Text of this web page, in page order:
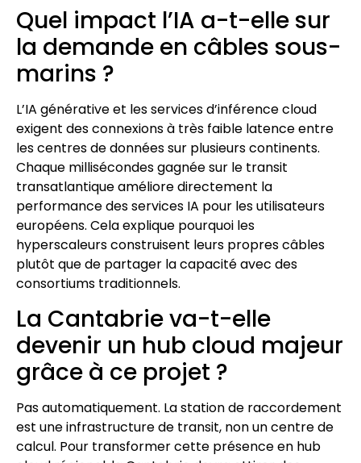
Quel impact l’IA a-t-elle sur
la demande en câbles sous-
marins ?
L’IA générative et les services d’inférence cloud
exigent des connexions à très faible latence entre
les centres de données sur plusieurs continents.
Chaque millisécondes gagnée sur le transit
transatlantique améliore directement la
performance des services IA pour les utilisateurs
européens. Cela explique pourquoi les
hyperscaleurs construisent leurs propres câbles
plutôt que de partager la capacité avec des
consortiums traditionnels.
La Cantabrie va-t-elle
devenir un hub cloud majeur
grâce à ce projet ?
Pas automatiquement. La station de raccordement
est une infrastructure de transit, non un centre de
calcul. Pour transformer cette présence en hub